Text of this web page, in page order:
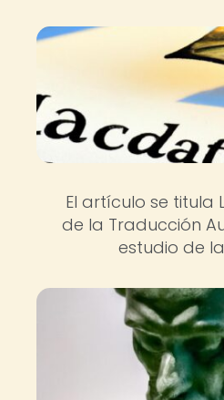
El artículo se titula
de la Traducción
estudio de